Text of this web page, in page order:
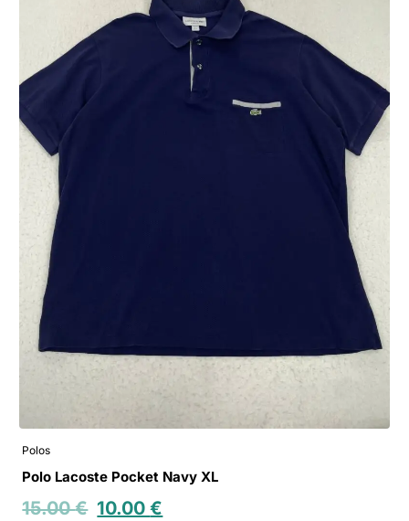
Polos
Polo Lacoste Pocket Navy XL
15.00€ 10.00€